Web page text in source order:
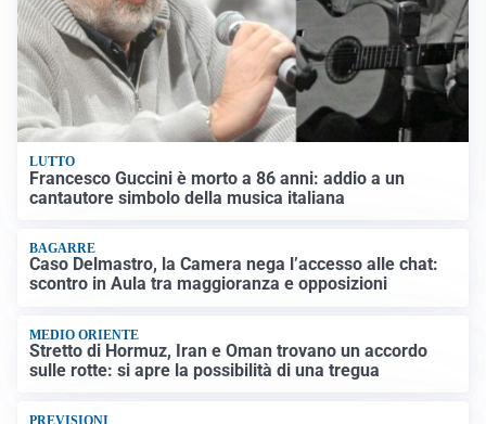
LUTTO
Francesco Guccini è morto a 86 anni: addio a un
cantautore simbolo della musica italiana
BAGARRE
Caso Delmastro, la Camera nega l’accesso alle chat:
scontro in Aula tra maggioranza e opposizioni
MEDIO ORIENTE
Stretto di Hormuz, Iran e Oman trovano un accordo
sulle rotte: si apre la possibilità di una tregua